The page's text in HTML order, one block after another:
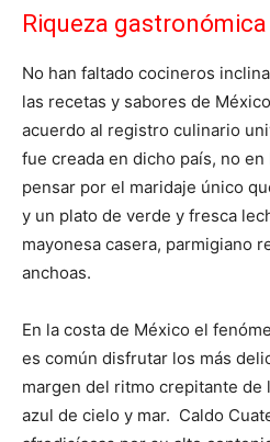
Riqueza
No han faltado cocineros
las recetas y sabores de
acuerdo al registro culinario
fue creada en dicho país, no
pensar por el maridaje único
y un plato de verde y fresca
mayonesa casera, parmigiano
anchoas.
En la costa de México el
es común disfrutar los más
margen del ritmo crepitante de
azul de cielo y mar. Caldo